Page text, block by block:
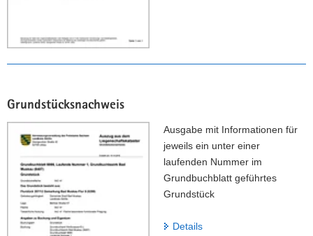
Grundstücksnachweis
Ausgabe mit Informationen für
jeweils ein unter einer
laufenden Nummer im
Grundbuchblatt geführtes
Grundstück
Details